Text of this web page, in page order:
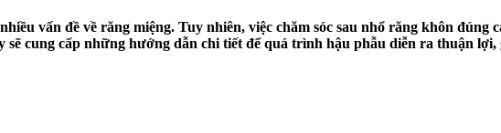
vấn đề về răng miệng. Tuy nhiên, việc chăm sóc sau nhổ răng khôn đúng
cung cấp những hướng dẫn chi tiết để quá trình hậu phẫu diễn ra thuận